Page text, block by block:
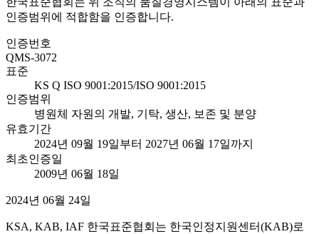
인증범위에 적합함을 인증합니다.
인증번호
QMS-3072
표준
KS Q ISO 9001:2015/ISO 9001:2015
인증범위
병원체 자원의 개발, 기탁, 생산, 보존 및 분양
유효기간
2024년 09월 19일부터 2027년 06월 17일까지
최초인증일
2009년 06월 18일
2024년 06월 24일
KSA, KAB, IAF 한국표준협회는 한국인정지원센터(KAB)로